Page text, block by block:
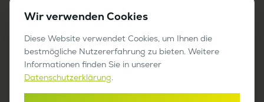
FAQ
IMPRESSUM
DATENSCHUTZ
Werben auf GemeindeTV
Wir verwenden Cookies
Diese Website verwendet Cookies, um Ihnen die
bestmögliche Nutzererfahrung zu bieten. Weitere
Informationen finden Sie in unserer
Datenschutzerklärung.